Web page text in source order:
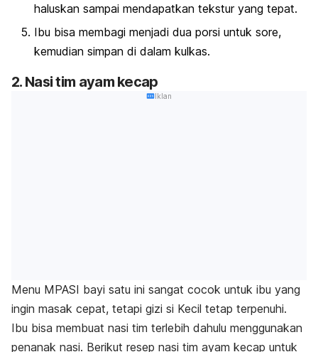
haluskan sampai mendapatkan tekstur yang tepat.
Ibu bisa membagi menjadi dua porsi untuk sore,
kemudian simpan di dalam kulkas.
2. Nasi tim ayam kecap
Iklan
Menu MPASI bayi satu ini sangat cocok untuk ibu yang
ingin masak cepat, tetapi gizi si Kecil tetap terpenuhi.
Ibu bisa membuat nasi tim terlebih dahulu menggunakan
penanak nasi. Berikut resep nasi tim ayam kecap untuk